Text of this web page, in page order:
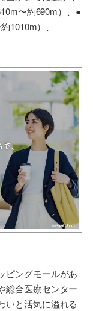
〜約690m）、●
1010m）、
ピングモールがあ
総合医療センター
いと活気に溢れる